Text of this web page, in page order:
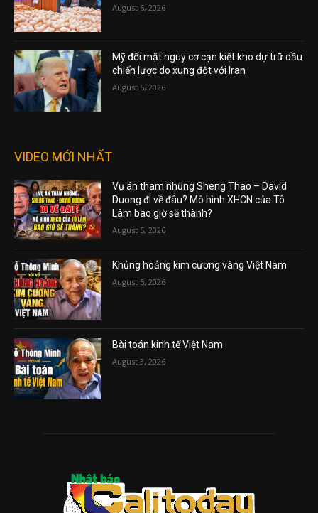
August 6, 2026
Mỹ đối mặt nguy cơ cạn kiệt kho dự trữ dầu
chiến lược do xung đột với Iran
August 6, 2026
VIDEO MỚI NHẤT
Vụ án tham nhũng Sheng Thao – David
Duong đi về đâu? Mô hình XHCN của Tô
Lâm bao giờ sẽ thành?
August 5, 2026
Khủng hoảng kim cương vàng Việt Nam
August 5, 2026
Bài toán kinh tế Việt Nam
August 3, 2026